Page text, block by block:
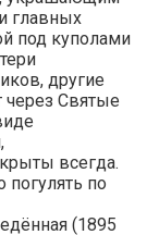
главных
под куполами
другие
через Святые
всегда.
по
(1895